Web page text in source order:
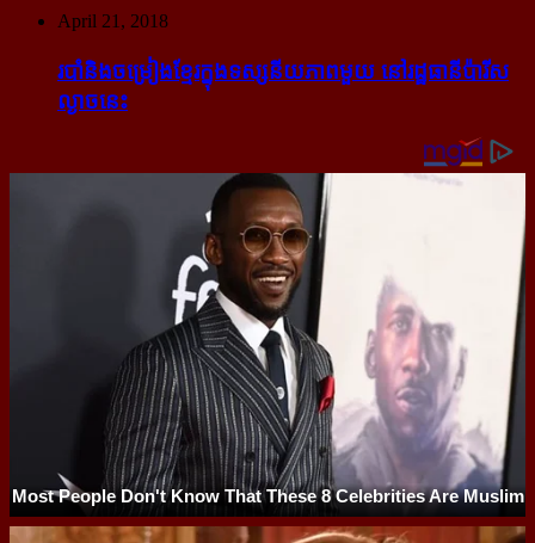
April 21, 2018
របាំ​និង​ចម្រៀង​ខ្មែរ​ក្នុង​ទស្សនីយភាព​មួយ នៅ​រដ្ឋធានី​ប៉ារីស​
ល្ងាច​នេះ